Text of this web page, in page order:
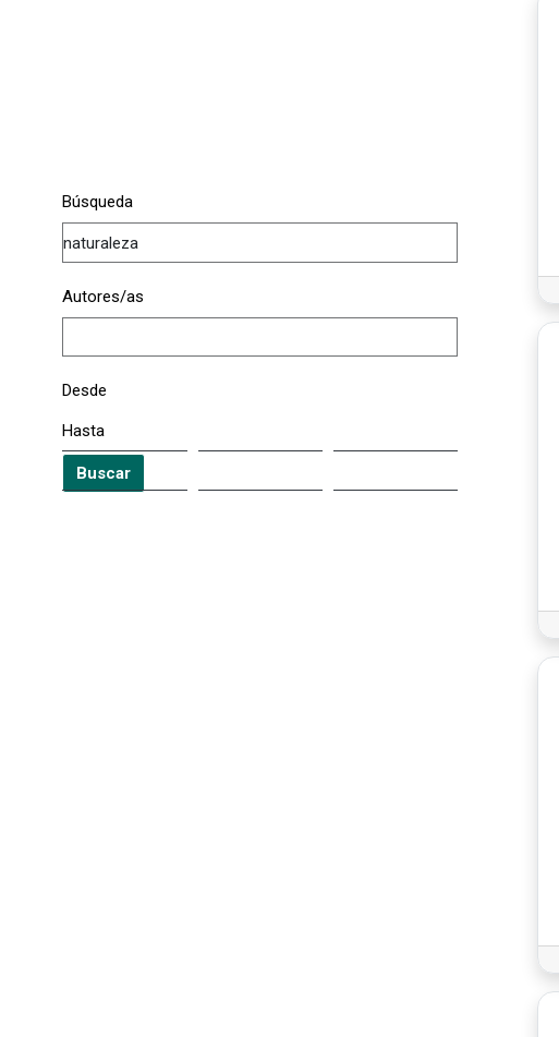
Búsqueda
Autores/as
Desde
Hasta
Buscar